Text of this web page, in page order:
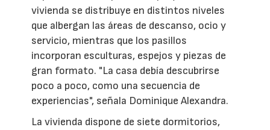
vivienda se distribuye en distintos niveles
que albergan las áreas de descanso, ocio y
servicio, mientras que los pasillos
incorporan esculturas, espejos y piezas de
gran formato. "La casa debía descubrirse
poco a poco, como una secuencia de
experiencias", señala Dominique Alexandra.
La vivienda dispone de siete dormitorios,